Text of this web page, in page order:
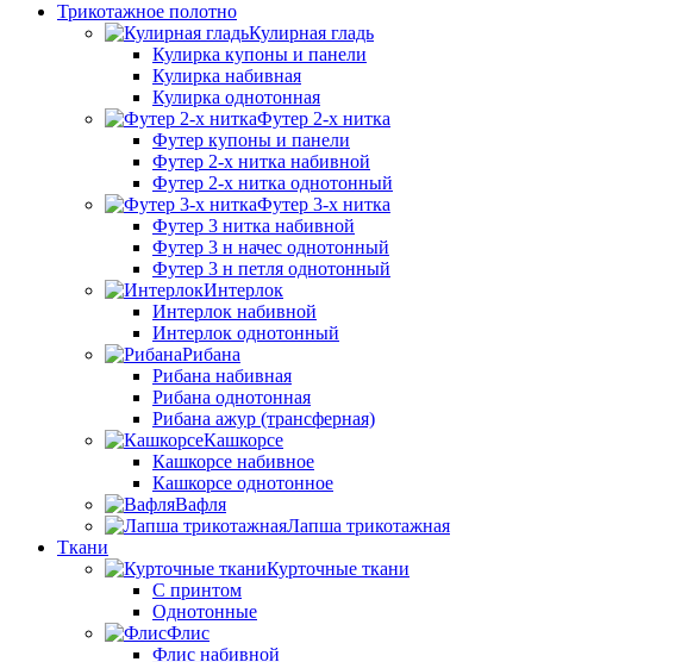
Трикотажное полотно
Кулирная гладь
Кулирка купоны и панели
Кулирка набивная
Кулирка однотонная
Футер 2-х нитка
Футер купоны и панели
Футер 2-х нитка набивной
Футер 2-х нитка однотонный
Футер 3-х нитка
Футер 3 нитка набивной
Футер 3 н начес однотонный
Футер 3 н петля однотонный
Интерлок
Интерлок набивной
Интерлок однотонный
Рибана
Рибана набивная
Рибана однотонная
Рибана ажур (трансферная)
Кашкорсе
Кашкорсе набивное
Кашкорсе однотонное
Вафля
Лапша трикотажная
Ткани
Курточные ткани
С принтом
Однотонные
Флис
Флис набивной